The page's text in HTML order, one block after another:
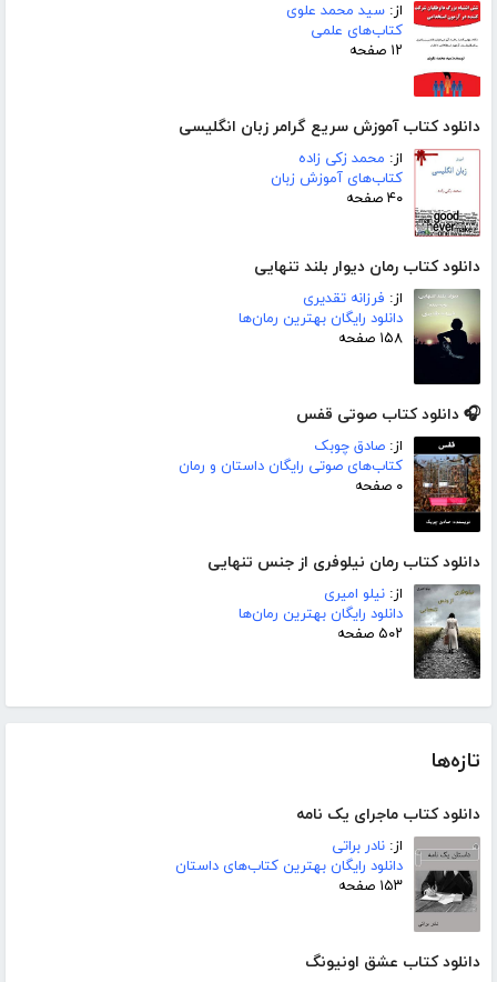
از: سید محمد علوی
کتاب‌های علمی
۱۲ صفحه
دانلود کتاب آموزش سریع گرامر زبان انگلیسی
از: محمد زکی زاده
کتاب‌های آموزش زبان
۴۰ صفحه
دانلود کتاب رمان دیوار بلند تنهایی
از: فرزانه تقدیری
دانلود رایگان بهترین رمان‌ها
۱۵۸ صفحه
🎧 دانلود کتاب صوتی قفس
از: صادق چوبک
کتاب‌های صوتی رایگان داستان و رمان
۰ صفحه
دانلود کتاب رمان نیلوفری از جنس تنهایی
از: نیلو امیری
دانلود رایگان بهترین رمان‌ها
۵۰۲ صفحه
تازه‌ها
دانلود کتاب ماجرای یک نامه
از: نادر براتی
دانلود رایگان بهترین کتاب‌های داستان
۱۵۳ صفحه
دانلود کتاب عشق اونیونگ